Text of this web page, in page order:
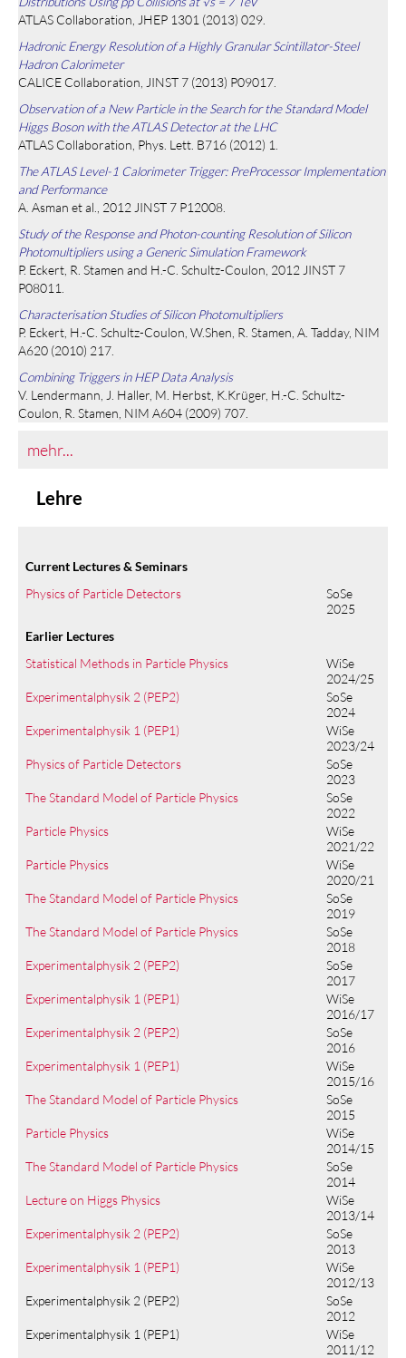
ATLAS Collaboration, JHEP 1301 (2013) 029.
Hadronic Energy Resolution of a Highly Granular Scintillator-Steel
Hadron Calorimeter
CALICE Collaboration, JINST 7 (2013) P09017.
Observation of a New Particle in the Search for the Standard Model
Higgs Boson with the ATLAS Detector at the LHC
ATLAS Collaboration, Phys. Lett. B716 (2012) 1.
The ATLAS Level-1 Calorimeter Trigger: PreProcessor Implementation
and Performance
A. Asman et al., 2012 JINST 7 P12008.
Study of the Response and Photon-counting Resolution of Silicon
Photomultipliers using a Generic Simulation Framework
P. Eckert, R. Stamen and H.-C. Schultz-Coulon, 2012 JINST 7
P08011.
Characterisation Studies of Silicon Photomultipliers
P. Eckert, H.-C. Schultz-Coulon, W.Shen, R. Stamen, A. Tadday, NIM
A620 (2010) 217.
Combining Triggers in HEP Data Analysis
V. Lendermann, J. Haller, M. Herbst, K.Krüger, H.-C. Schultz-
Coulon, R. Stamen, NIM A604 (2009) 707.
mehr...
Lehre
Current Lectures & Seminars
Physics of Particle Detectors
SoSe
2025
Earlier Lectures
Statistical Methods in Particle Physics
WiSe
2024/25
Experimentalphysik 2 (PEP2)
SoSe
2024
Experimentalphysik 1 (PEP1)
WiSe
2023/24
Physics of Particle Detectors
SoSe
2023
The Standard Model of Particle Physics
SoSe
2022
Particle Physics
WiSe
2021/22
Particle Physics
WiSe
2020/21
The Standard Model of Particle Physics
SoSe
2019
The Standard Model of Particle Physics
SoSe
2018
Experimentalphysik 2 (PEP2)
SoSe
2017
Experimentalphysik 1 (PEP1)
WiSe
2016/17
Experimentalphysik 2 (PEP2)
SoSe
2016
Experimentalphysik 1 (PEP1)
WiSe
2015/16
The Standard Model of Particle Physics
SoSe
2015
Particle Physics
WiSe
2014/15
The Standard Model of Particle Physics
SoSe
2014
Lecture on Higgs Physics
WiSe
2013/14
Experimentalphysik 2 (PEP2)
SoSe
2013
Experimentalphysik 1 (PEP1)
WiSe
2012/13
Experimentalphysik 2 (PEP2)
SoSe
2012
Experimentalphysik 1 (PEP1)
WiSe
2011/12